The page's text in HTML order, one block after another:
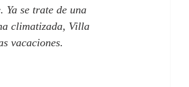
Ya se trate de una
climatizada, Villa
vacaciones.